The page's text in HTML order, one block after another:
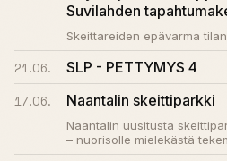
Suvilahden
Skeittareiden epävarma
21.06. SLP - PETTYMYS 4
17.06. Naantalin skeittiparkki
Naantalin uusitusta
– nuorisolle mielekästä